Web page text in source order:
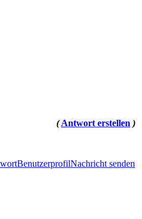
( Antwort erstellen )
BenutzerprofilNachricht senden